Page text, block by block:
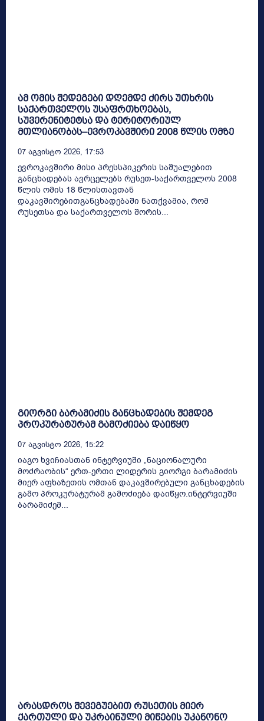
ამ ომის შედეგები დღემდე ძირს უთხრის
საქართველოს უსაფრთხოებას,
სუვერენიტეტსა და ტერიტორიულ
მთლიანობას–ევროკავშირი 2008 წლის ომზე
07 Აგვისტო 2026, 17:53
ევროკავშირი მისი პრესსპიკერის საშუალებით
განცხადებას ავრცელებს რუსეთ-საქართველოს 2008
წლის ომის 18 წლისთავთან
დაკავშირებითგანცხადებაში ნათქვამია, რომ
რუსეთსა და საქართველოს შორის...
გიორგი ბარამიძის განცხადების შემდეგ
პროკურატურამ გამოძიება დაიწყო
07 Აგვისტო 2026, 15:22
იაგო ხვიჩიასთან ინტერვიუში „ნაციონალური
მოძრაობის“ ერთ-ერთი ლიდერის გიორგი ბარამიძის
მიერ აფხაზეთის ომთან დაკავშირებული განცხადების
გამო პროკურატურამ გამოძიება დაიწყო.ინტერვიუში
ბარამიძემ...
არასდროს შევეგუებით რუსეთის მიერ
ქართული და უკრაინული მიწების უკანონო